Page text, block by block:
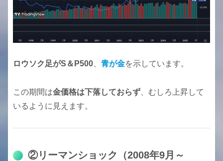
ロウソク足がS＆P500、 青が金を示しています。
この期間は金価格は下落しておらず 、むしろ上昇して
いるように見えます。
②リーマンショック（2008年9月～